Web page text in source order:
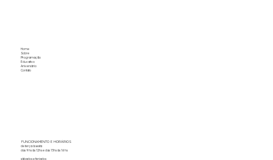
FUNCIONAMENTO E HORÁRIOS
de terça à sexta
das 9hs às 12hs e das 13hs às 16hs
sábados e feriados
Home
Sobre
Programação
Educativo
Aniversário
Contato